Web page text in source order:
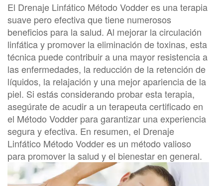
El Drenaje Linfático Método Vodder es una terapia
suave pero efectiva que tiene numerosos
beneficios para la salud. Al mejorar la circulación
linfática y promover la eliminación de toxinas, esta
técnica puede contribuir a una mayor resistencia a
las enfermedades, la reducción de la retención de
líquidos, la relajación y una mejor apariencia de la
piel. Si estás considerando probar esta terapia,
asegúrate de acudir a un terapeuta certificado en
el Método Vodder para garantizar una experiencia
segura y efectiva. En resumen, el Drenaje
Linfático Método Vodder es un método valioso
para promover la salud y el bienestar en general.